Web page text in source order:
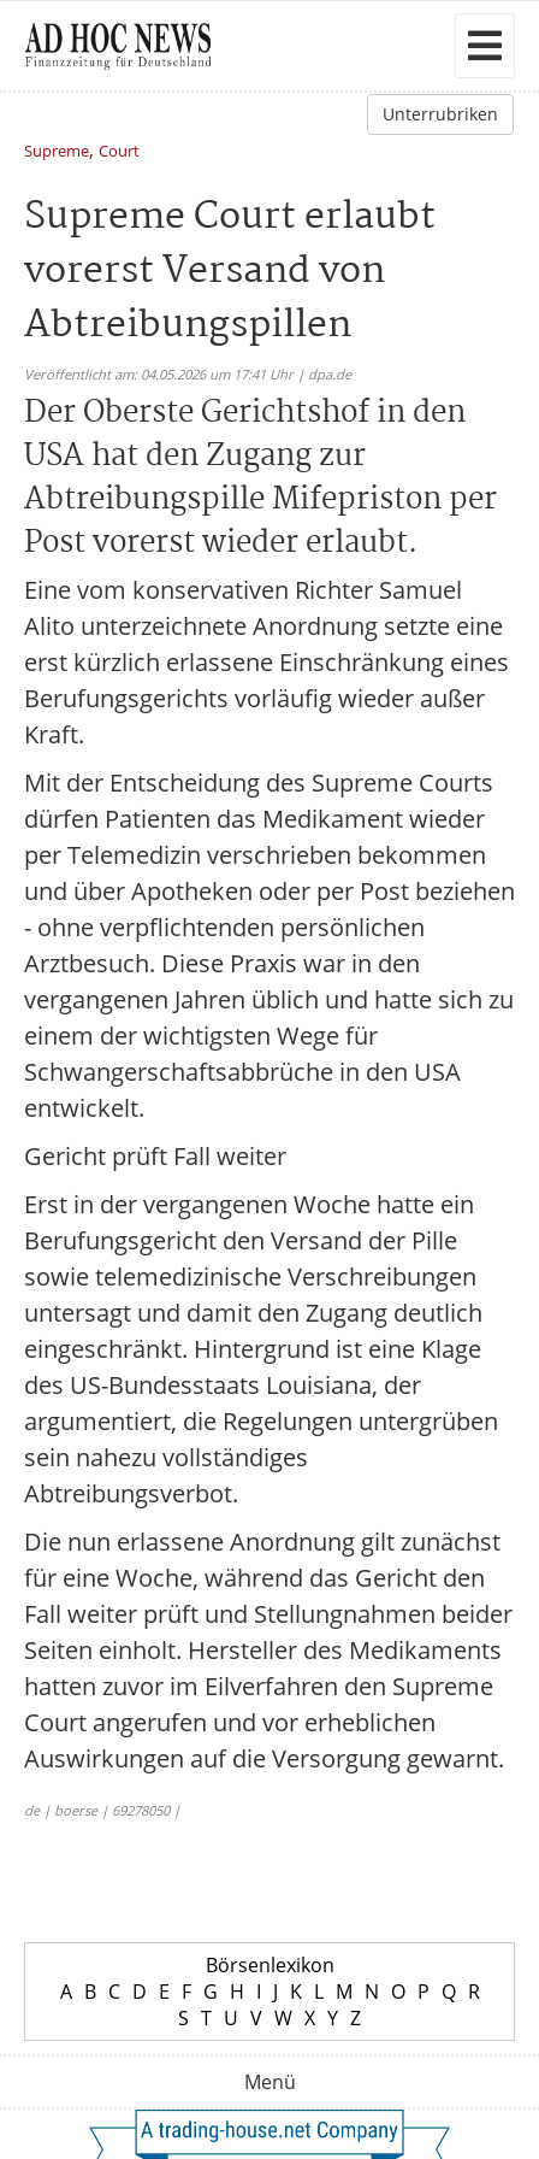
Unterrubriken
Supreme, Court
Supreme Court erlaubt
vorerst Versand von
Abtreibungspillen
Veröffentlicht am: 04.05.2026 um 17:41 Uhr | dpa.de
Der Oberste Gerichtshof in den
USA hat den Zugang zur
Abtreibungspille Mifepriston per
Post vorerst wieder erlaubt.
Eine vom konservativen Richter Samuel
Alito unterzeichnete Anordnung setzte eine
erst kürzlich erlassene Einschränkung eines
Berufungsgerichts vorläufig wieder außer
Kraft.
Mit der Entscheidung des Supreme Courts
dürfen Patienten das Medikament wieder
per Telemedizin verschrieben bekommen
und über Apotheken oder per Post beziehen
- ohne verpflichtenden persönlichen
Arztbesuch. Diese Praxis war in den
vergangenen Jahren üblich und hatte sich zu
einem der wichtigsten Wege für
Schwangerschaftsabbrüche in den USA
entwickelt.
Gericht prüft Fall weiter
Erst in der vergangenen Woche hatte ein
Berufungsgericht den Versand der Pille
sowie telemedizinische Verschreibungen
untersagt und damit den Zugang deutlich
eingeschränkt. Hintergrund ist eine Klage
des US-Bundesstaats Louisiana, der
argumentiert, die Regelungen untergrüben
sein nahezu vollständiges
Abtreibungsverbot.
Die nun erlassene Anordnung gilt zunächst
für eine Woche, während das Gericht den
Fall weiter prüft und Stellungnahmen beider
Seiten einholt. Hersteller des Medikaments
hatten zuvor im Eilverfahren den Supreme
Court angerufen und vor erheblichen
Auswirkungen auf die Versorgung gewarnt.
de | boerse | 69278050 |
Börsenlexikon
A B C D E F G H I J K L M N O P Q R
S T U V W X Y Z
Menü